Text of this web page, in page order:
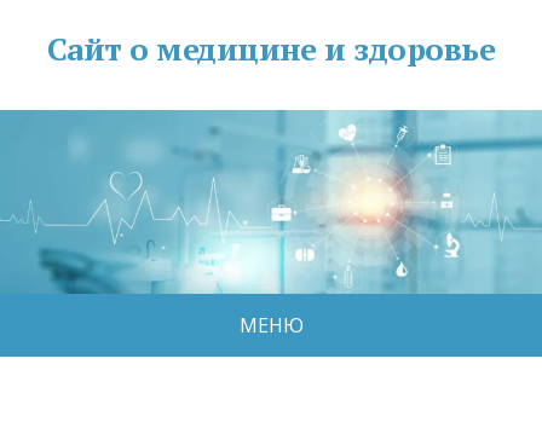
Сайт о медицине и здоровье
МЕНЮ